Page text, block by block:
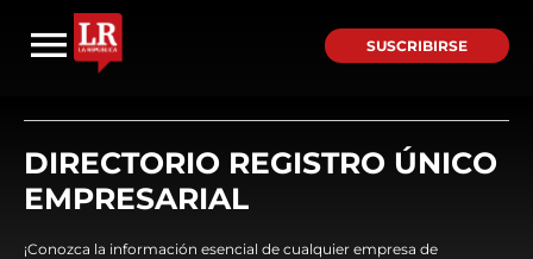
SUSCRIBIRSE
DIRECTORIO REGISTRO ÚNICO
EMPRESARIAL
¡Conozca la información esencial de cualquier empresa de